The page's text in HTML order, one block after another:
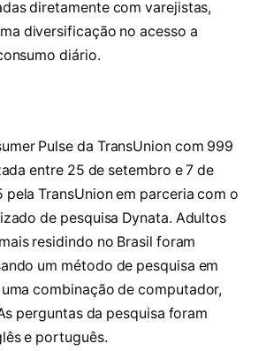
diretamente com varejistas,
diversificação no acesso a
diário.
Pulse da TransUnion com 999
entre 25 de setembro e 7 de
TransUnion em parceria com o
de pesquisa Dynata. Adultos
residindo no Brasil foram
um método de pesquisa em
combinação de computador,
perguntas da pesquisa foram
e português.